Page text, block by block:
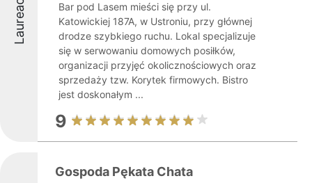
Laureaci
Bar pod Lasem mieści się przy ul.
Katowickiej 187A, w Ustroniu, przy głównej
drodze szybkiego ruchu. Lokal specjalizuje
się w serwowaniu domowych posiłków,
organizacji przyjęć okolicznościowych oraz
sprzedaży tzw. Korytek firmowych. Bistro
jest doskonałym ...
9
Gospoda Pękata Chata